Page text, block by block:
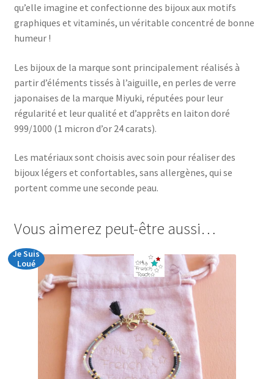
qu’elle imagine et confectionne des bijoux aux motifs
graphiques et vitaminés, un véritable concentré de bonne
humeur !
Les bijoux de la marque sont principalement réalisés à
partir d’éléments tissés à l’aiguille, en perles de verre
japonaises de la marque Miyuki, réputées pour leur
régularité et leur qualité et d’apprêts en laiton doré
999/1000 (1 micron d’or 24 carats).
Les matériaux sont choisis avec soin pour réaliser des
bijoux légers et confortables, sans allergènes, qui se
portent comme une seconde peau.
Vous aimerez peut-être aussi…
Je Suis
Loué